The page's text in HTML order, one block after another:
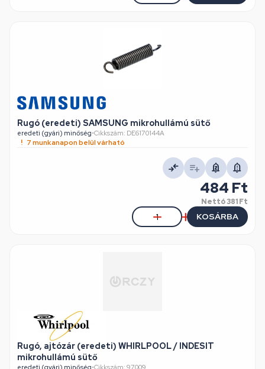
Rugó (eredeti) SAMSUNG mikrohullámú sütő
eredeti (gyári) minőség•Cikkszám: DE6170144A
7 munkanapon belül várható
484 Ft
Nettó381 Ft
KOSÁRBA
Rugó, ajtózár (eredeti) WHIRLPOOL / INDESIT
mikrohullámú sütő
eredeti (gyári) minőség•Cikkszám: 97009